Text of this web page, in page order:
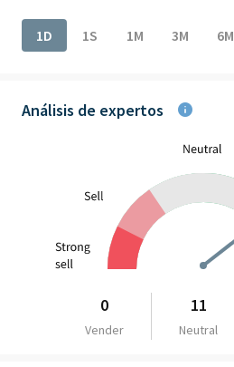
1D
1S 1M 3M 6M
Análisis de expertos
0
Vender
11
Neutral